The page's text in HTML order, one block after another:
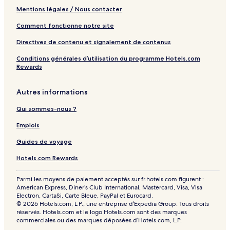
r
o
o
m
o
m
b
y
R
e
d
w
i
n
g
Mentions légales / Nous contacter
Comment fonctionne notre site
Directives de contenu et signalement de contenus
Conditions générales d’utilisation du programme Hotels.com
Rewards
Autres informations
Qui sommes-nous ?
Emplois
Guides de voyage
Hotels.com Rewards
Parmi les moyens de paiement acceptés sur fr.hotels.com figurent :
American Express, Diner’s Club International, Mastercard, Visa, Visa
Electron, CartaSi, Carte Bleue, PayPal et Eurocard.
© 2026 Hotels.com, L.P., une entreprise d’Expedia Group. Tous droits
réservés. Hotels.com et le logo Hotels.com sont des marques
commerciales ou des marques déposées d’Hotels.com, L.P.